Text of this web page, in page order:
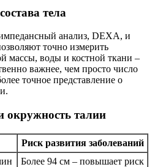
тела
анализ, DEXA, и
точно измерить
массы, воды и костной ткани –
важнее, чем просто число
точное представление о
окружность талии
Риск развития заболеваний
Более 94 см – повышает риск